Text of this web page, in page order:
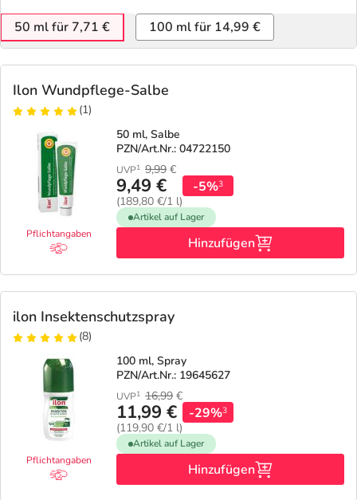
50 ml für 7,71 € 100 ml für 14,99 €
Ilon Wundpflege-Salbe
(1)
Pflichtangaben
50 ml, Salbe
PZN/Art.Nr.: 04722150
UVP1 9,99 €
9,49 €
(189,80 €/1 l)
-5%3
Artikel auf Lager
Hinzufügen
ilon Insektenschutzspray
(8)
Pflichtangaben
100 ml, Spray
PZN/Art.Nr.: 19645627
UVP1 16,99 €
11,99 €
(119,90 €/1 l)
-29%3
Artikel auf Lager
Hinzufügen